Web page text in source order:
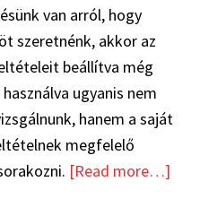
van arról, hogy
szeretnénk, akkor az
beállítva még
ugyanis nem
hanem a saját
megfelelő
[Read more…]